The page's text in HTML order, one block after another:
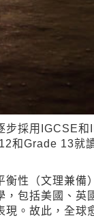
步採用IGCSE
和Grade 13就
衡性（文理兼備
包括美國、英
。故此，全球